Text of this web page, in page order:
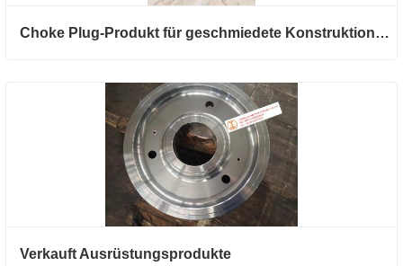
Choke Plug-Produkt für geschmiedete Konstruktionsteile
Verkauft Ausrüstungsprodukte